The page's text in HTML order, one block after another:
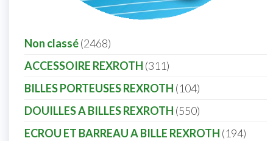
Non classé 2468
ACCESSOIRE REXROTH 311
BILLES PORTEUSES REXROTH 104
DOUILLES A BILLES REXROTH 550
ECROU ET BARREAU A BILLE REXROTH 194